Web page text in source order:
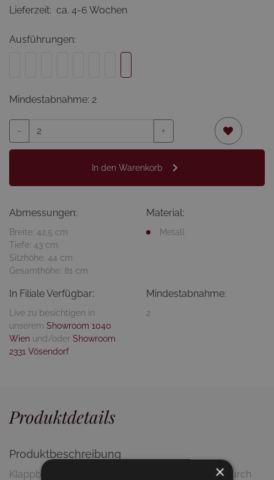
Lieferzeit: ca. 4-6 Wochen
Ausführungen:
Mindestabnahme: 2
- +
In den Warenkorb
Abmessungen:
Breite: 42,5 cm
Tiefe: 43 cm
Sitzhöhe: 44 cm
Gesamthöhe: 81 cm
Material:
Metall
In Filiale Verfügbar:
Live zu besichtigen in
unserem Showroom 1040
Wien und/oder Showroom
2331 Vösendorf
Mindestabnahme:
2
Produktdetails
Produktbeschreibung
Klappbarer Gartenstuhl aus Vollmetall in Türkis. Durch
×